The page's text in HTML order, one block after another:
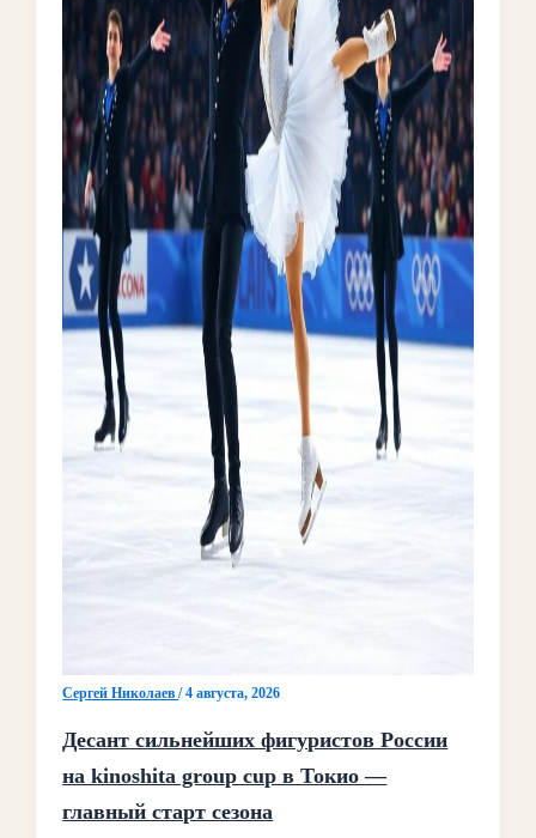
Сергей Николаев/4 августа, 2026
Десант сильнейших фигуристов России
на kinoshita group cup в Токио —
главный старт сезона